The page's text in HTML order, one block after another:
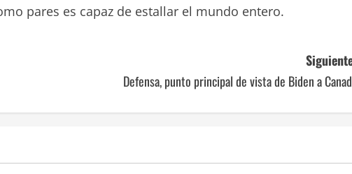
pares es capaz de estallar el mundo entero.
Defensa, punto principal de vista de Biden a
Crisis Rusia-Ucrania (Archivo)